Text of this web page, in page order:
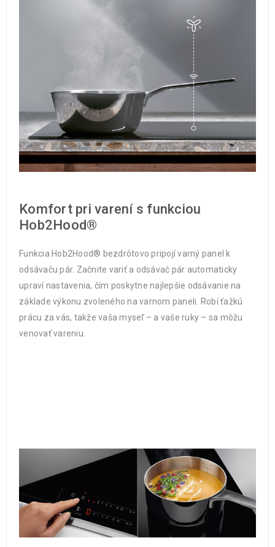
Komfort pri varení s funkciou
Hob2Hood®
Funkcia Hob2Hood® bezdrôtovo pripojí varný panel k
odsávaču pár. Začnite variť a odsávač pár automaticky
upraví nastavenia, čím poskytne najlepšie odsávanie na
základe výkonu zvoleného na varnom paneli. Robí ťažkú
prácu za vás, takže vaša myseľ – a vaše ruky – sa môžu
venovať vareniu.